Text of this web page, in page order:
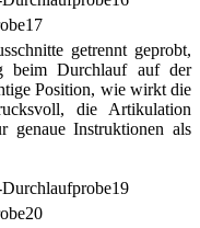
getrennt geprobt,
beim Durchlauf auf der
Position, wie wirkt die
die Artikulation
genaue Instruktionen als